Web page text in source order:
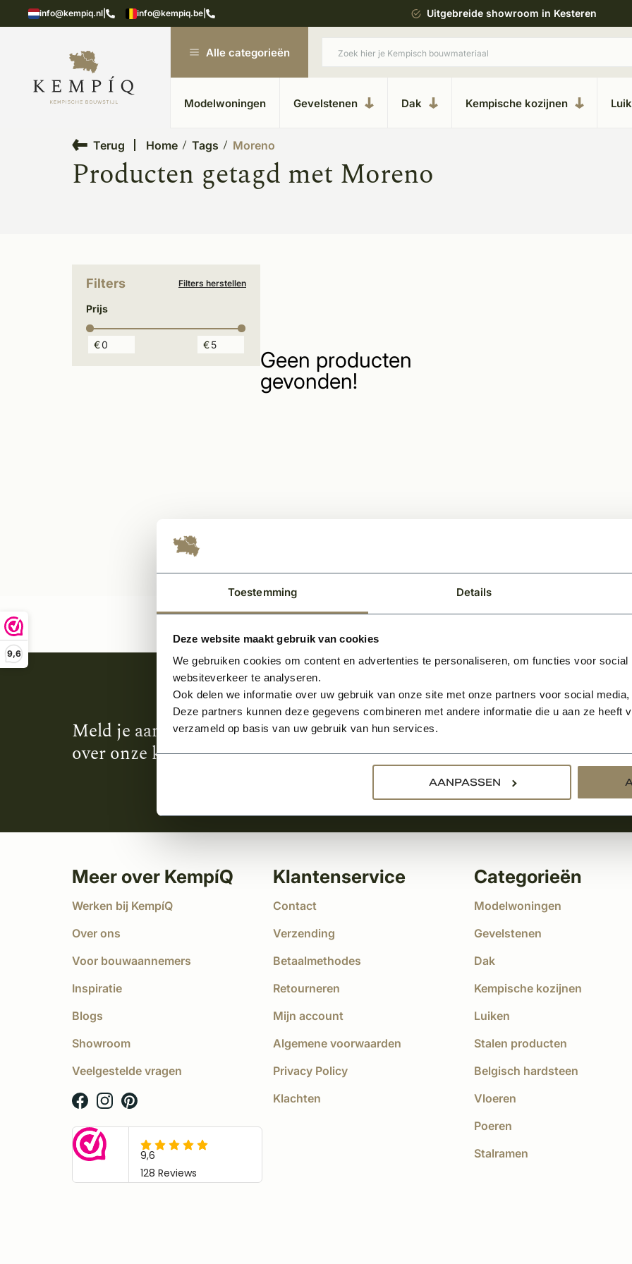
Toestemming Details
Deze website maakt gebruik van cookies
We gebruiken cookies om content en advertenties te personaliseren, om functies voor
websiteverkeer te analyseren.
Ook delen we informatie over uw gebruik van onze site met onze partners voor social
Deze partners kunnen deze gegevens combineren met andere informatie die u aan ze heeft
verzameld op basis van uw gebruik van hun services.
AANPASSEN
9,6
info@kempiq.nl info@kempiq.be
in kempische bouwstijl Meer dan 20 jaar ervaring Uitgebreide showroom in Kesteren
Alle categorieën
Modelwoningen Gevelstenen Dak Kempische kozijnen
Terug Home Tags Moreno
Producten getagd met Moreno
Filters Filters herstellen
Prijs
€ €
Geen producten
gevonden!
Meld je aan en ontvang het laatste nieuws
over onze kempische bouwstijl!
Meer over KempíQ
Werken bij KempíQ
Over ons
Voor bouwaannemers
Inspiratie
Blogs
Showroom
Veelgestelde vragen
Klantenservice
Contact
Verzending
Betaalmethodes
Retourneren
Mijn account
Algemene voorwaarden
Privacy Policy
Klachten
Categorieën
Modelwoningen
Gevelstenen
Dak
Kempische kozijnen
Luiken
Stalen producten
Belgisch hardsteen
Vloeren
Poeren
Stalramen